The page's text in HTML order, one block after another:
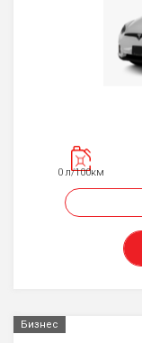
0 л/100км
Бизнес